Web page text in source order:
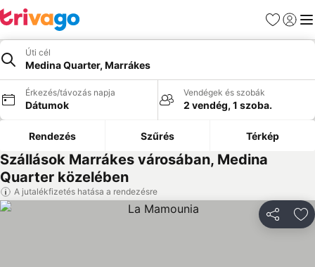
Kedvencek
Úti cél
Medina Quarter, Marrákes
Érkezés/távozás napja
Dátumok
Vendégek és szobák
2 vendég, 1 szoba.
Rendezés Szűrés Térkép
Szállások Marrákes városában, Medina
Quarter közelében
A jutalékfizetés hatása a rendezésre